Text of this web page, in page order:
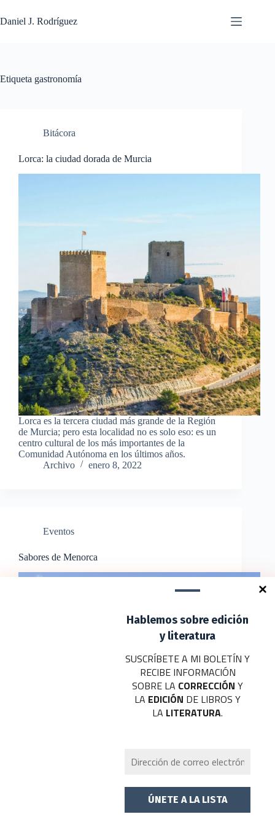
al
contenido
Daniel J. Rodríguez
Etiqueta gastronomía
Bitácora
Lorca: la ciudad dorada de Murcia
Lorca es la tercera ciudad más grande de la Región
de Murcia; pero esta localidad no es solo eso: es un
centro cultural de los más importantes de la
Comunidad Autónoma en los últimos años.
Archivo
enero 8, 2022
Eventos
Sabores de Menorca
Hablemos sobre edición
y literatura
SUSCRÍBETE A MI BOLETÍN Y
RECIBE INFORMACIÓN
SOBRE LA CORRECCIÓNY
LA EDICIÓN DE LIBROS Y
LA LITERATURA.